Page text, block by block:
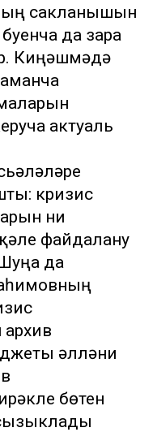
сакланышын
да үзара
Киңәшмәдә
актуаль
кризис
ни
файдалану
да
архив
әлләни
бөтен